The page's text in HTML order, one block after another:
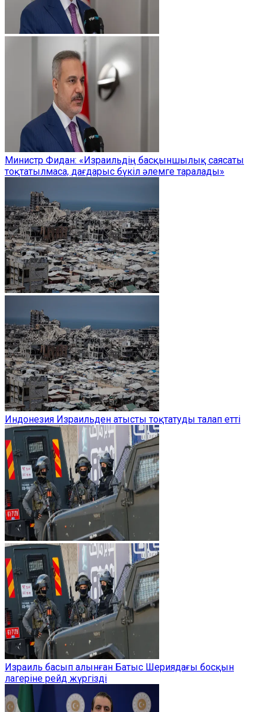
Министр Фидан: «Израильдің басқыншылық саясаты
тоқтатылмаса, дағдарыс бүкіл әлемге таралады»
Индонезия Израильден атысты тоқтатуды талап етті
Израиль басып алынған Батыс Шериядағы босқын
лагеріне рейд жүргізді